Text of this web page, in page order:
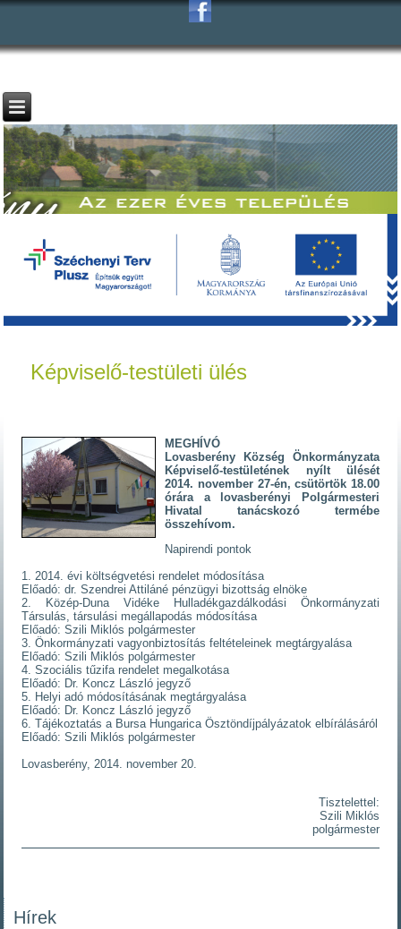
Képviselő-testületi ülés
MEGHÍVÓ
Lovasberény Község Önkormányzata
Képviselő-testületének nyílt ülését
2014. november 27-én, csütörtök 18.00
órára a lovasberényi Polgármesteri
Hivatal tanácskozó termébe
összehívom.
Napirendi pontok
1. 2014. évi költségvetési rendelet módosítása
Előadó: dr. Szendrei Attiláné pénzügyi bizottság elnöke
2. Közép-Duna Vidéke Hulladékgazdálkodási Önkormányzati
Társulás, társulási megállapodás módosítása
Előadó: Szili Miklós polgármester
3. Önkormányzati vagyonbiztosítás feltételeinek megtárgyalása
Előadó: Szili Miklós polgármester
4. Szociális tűzifa rendelet megalkotása
Előadó: Dr. Koncz László jegyző
5. Helyi adó módosításának megtárgyalása
Előadó: Dr. Koncz László jegyző
6. Tájékoztatás a Bursa Hungarica Ösztöndíjpályázatok elbírálásáról
Előadó: Szili Miklós polgármester
Lovasberény, 2014. november 20.
Tisztelettel:
Szili Miklós
polgármester
Hírek